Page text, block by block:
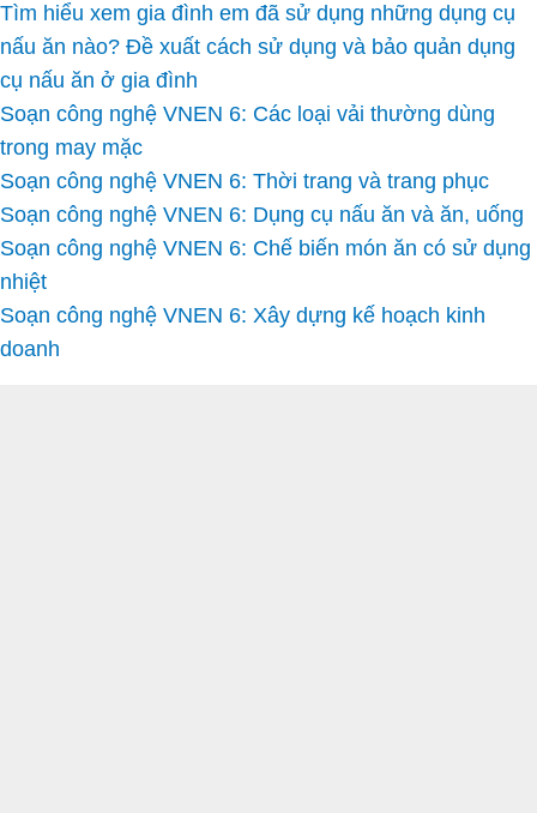
Tìm hiểu xem gia đình em đã sử dụng những dụng cụ
nấu ăn nào? Đề xuất cách sử dụng và bảo quản dụng
cụ nấu ăn ở gia đình
Soạn công nghệ VNEN 6: Các loại vải thường dùng
trong may mặc
Soạn công nghệ VNEN 6: Thời trang và trang phục
Soạn công nghệ VNEN 6: Dụng cụ nấu ăn và ăn, uống
Soạn công nghệ VNEN 6: Chế biến món ăn có sử dụng
nhiệt
Soạn công nghệ VNEN 6: Xây dựng kế hoạch kinh
doanh